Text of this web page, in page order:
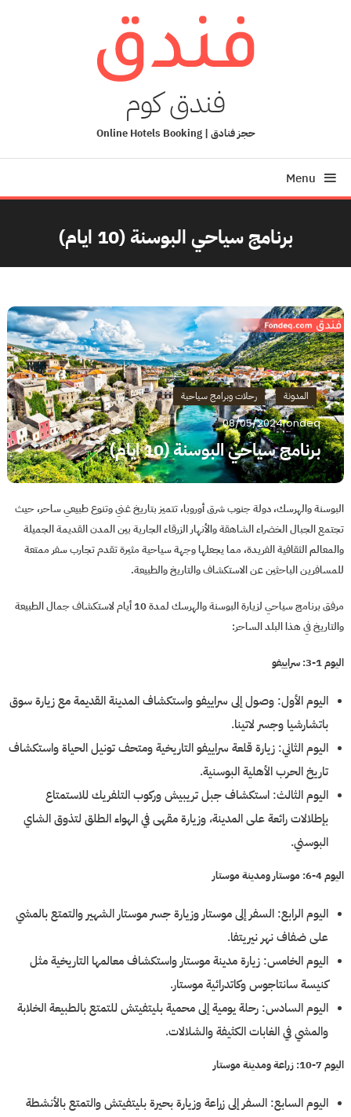
فندق كوم
حجز فنادق | Online Hotels Booking
Menu
برنامج سياحي البوسنة (10 ايام)
المدونة رحلات وبرامج سياحية
08/05/2024fondeq
برنامج سياحي البوسنة (10 ايام)
البوسنة والهرسك، دولة جنوب شرق أوروبا، تتميز بتاريخ غني وتنوع طبيعي ساحر، حيث
تجتمع الجبال الخضراء الشاهقة والأنهار الزرقاء الجارية بين المدن القديمة الجميلة
والمعالم الثقافية الفريدة، مما يجعلها وجهة سياحية مثيرة تقدم تجارب سفر ممتعة
للمسافرين الباحثين عن الاستكشاف والتاريخ والطبيعة.
مرفق برنامج سياحي لزيارة البوسنة والهرسك لمدة 10 أيام لاستكشاف جمال الطبيعة
والتاريخ في هذا البلد الساحر:
اليوم 1-3: سراييفو
اليوم الأول: وصول إلى سراييفو واستكشاف المدينة القديمة مع زيارة سوق
باتشارشيا وجسر لاتينا.
اليوم الثاني: زيارة قلعة سراييفو التاريخية ومتحف تونيل الحياة واستكشاف
تاريخ الحرب الأهلية البوسنية.
اليوم الثالث: استكشاف جبل تريبيش وركوب التلفريك للاستمتاع
بإطلالات رائعة على المدينة، وزيارة مقهى في الهواء الطلق لتذوق الشاي
البوسني.
اليوم 4-6: موستار ومدينة موستار
اليوم الرابع: السفر إلى موستار وزيارة جسر موستار الشهير والتمتع بالمشي
على ضفاف نهر نيريتفا.
اليوم الخامس: زيارة مدينة موستار واستكشاف معالمها التاريخية مثل
كنيسة سانتاجوس وكاتدرائية موستار.
اليوم السادس: رحلة يومية إلى محمية بليتفيتش للتمتع بالطبيعة الخلابة
والمشي في الغابات الكثيفة والشلالات.
اليوم 7-10: زراعة ومدينة موستار
اليوم السابع: السفر إلى زراعة وزيارة بحيرة بليتفيتش والتمتع بالأنشطة